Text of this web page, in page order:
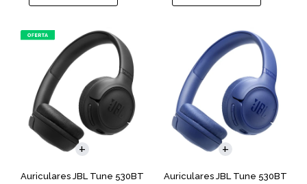
Auriculares JBL Tune 530BT
Auriculares JBL Tune 530BT